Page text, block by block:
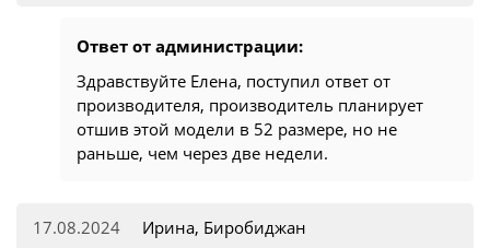
Ответ от администрации:
Здравствуйте Елена, поступил ответ от
производителя, производитель планирует
отшив этой модели в 52 размере, но не
раньше, чем через две недели.
17.08.2024 Ирина, Биробиджан